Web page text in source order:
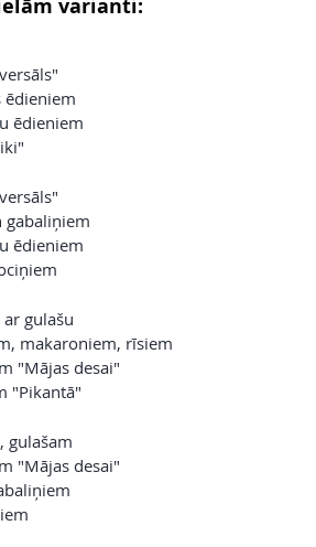
varianti:
ēdieniem
ēdieniem
gabaliņiem
ēdieniem
gulašu
makaroniem, rīsiem
"Mājas desai"
"Pikantā"
gulašam
"Mājas desai"